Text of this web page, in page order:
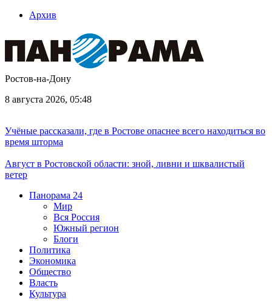
Архив
Ростов-на-Дону
8 августа 2026, 05:48
Учёные рассказали, где в Ростове опаснее всего находиться во
время шторма
Август в Ростовской области: зной, ливни и шквалистый
ветер
Панорама 24
Мир
Вся Россия
Южный регион
Блоги
Политика
Экономика
Общество
Власть
Культура